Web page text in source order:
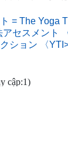
= The Yoga
セスメント
ション 〈
cập:1)